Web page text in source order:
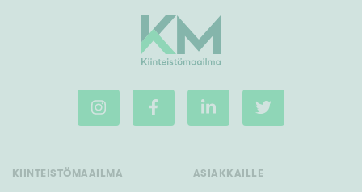
KIINTEISTÖMAAILMA ASIAKKAILLE